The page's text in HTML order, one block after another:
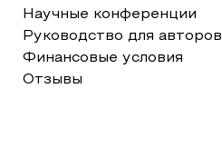
Научные конференции
Руководство для авторов
Финансовые условия
Отзывы